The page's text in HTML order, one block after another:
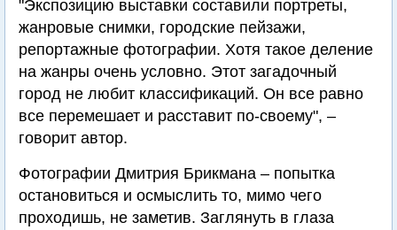
"Экспозицию выставки составили портреты,
жанровые снимки, городские пейзажи,
репортажные фотографии. Хотя такое деление
на жанры очень условно. Этот загадочный
город не любит классификаций. Он все равно
все перемешает и расставит по-своему", –
говорит автор.
Фотографии Дмитрия Брикмана – попытка
остановиться и осмыслить то, мимо чего
проходишь, не заметив. Заглянуть в глаза